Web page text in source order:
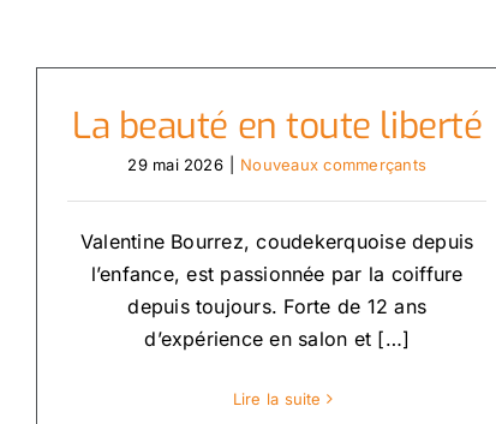
La beauté en toute liberté
29 mai 2026 Nouveaux commerçants
Valentine Bourrez, coudekerquoise depuis
l’enfance, est passionnée par la coiffure
depuis toujours. Forte de 12 ans
d’expérience en salon et […]
Lire la suite